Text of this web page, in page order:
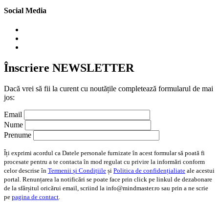
Social Media
Înscriere NEWSLETTER
Dacă vrei să fii la curent cu noutățile completează formularul de mai
jos:
Email
Nume
Prenume
Îți exprimi acordul ca Datele personale furnizate în acest formular să poată fi
procesate pentru a te contacta în mod regulat cu privire la informări conform
celor descrise în Termenii și Condițiile și Politica de confidențialiate ale acestui
portal. Renunțarea la notificări se poate face prin click pe linkul de dezabonare
de la sfârșitul oricărui email, scriind la info@mindmaster.ro sau prin a ne scrie
pe pagina de contact